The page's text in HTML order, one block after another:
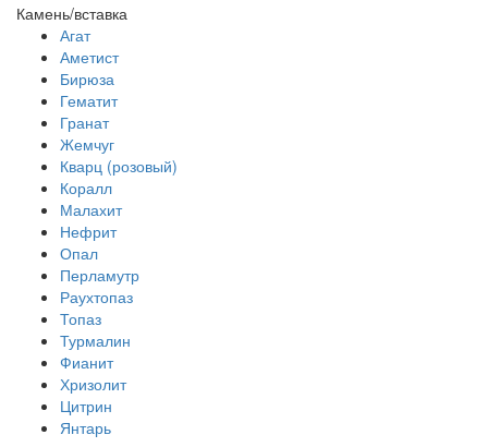
Камень/вставка
Агат
Аметист
Бирюза
Гематит
Гранат
Жемчуг
Кварц (розовый)
Коралл
Малахит
Нефрит
Опал
Перламутр
Раухтопаз
Топаз
Турмалин
Фианит
Хризолит
Цитрин
Янтарь